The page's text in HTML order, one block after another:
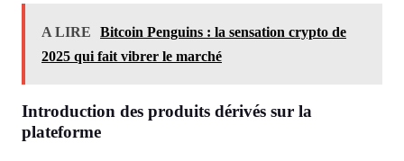
A LIRE
Bitcoin Penguins : la sensation crypto de
2025 qui fait vibrer le marché
Introduction des produits dérivés sur la
plateforme